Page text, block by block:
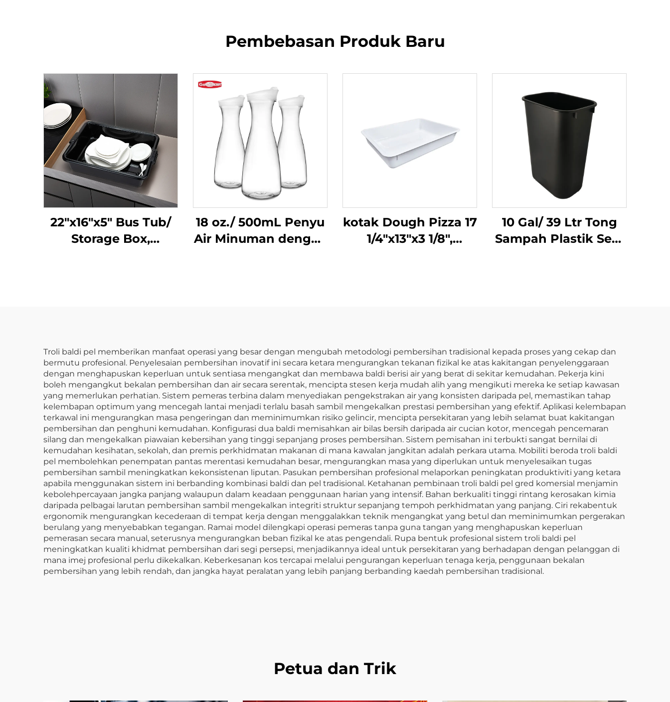
Pembebasan Produk Baru
22"x16"x5" Bus Tub/
Storage Box,
18 oz./ 500mL Penyu
Air Minuman dengan
kotak Dough Pizza 17
1/4"x13"x3 1/8",
10 Gal/ 39 Ltr Tong
Sampah Plastik Segi
Troli baldi pel memberikan manfaat operasi yang besar dengan mengubah metodologi pembersihan tradisional kepada proses yang cekap dan
bermutu profesional. Penyelesaian pembersihan inovatif ini secara ketara mengurangkan tekanan fizikal ke atas kakitangan penyelenggaraan
dengan menghapuskan keperluan untuk sentiasa mengangkat dan membawa baldi berisi air yang berat di sekitar kemudahan. Pekerja kini
boleh mengangkut bekalan pembersihan dan air secara serentak, mencipta stesen kerja mudah alih yang mengikuti mereka ke setiap kawasan
yang memerlukan perhatian. Sistem pemeras terbina dalam menyediakan pengekstrakan air yang konsisten daripada pel, memastikan tahap
kelembapan optimum yang mencegah lantai menjadi terlalu basah sambil mengekalkan prestasi pembersihan yang efektif. Aplikasi kelembapan
terkawal ini mengurangkan masa pengeringan dan meminimumkan risiko gelincir, mencipta persekitaran yang lebih selamat buat kakitangan
pembersihan dan penghuni kemudahan. Konfigurasi dua baldi memisahkan air bilas bersih daripada air cucian kotor, mencegah pencemaran
silang dan mengekalkan piawaian kebersihan yang tinggi sepanjang proses pembersihan. Sistem pemisahan ini terbukti sangat bernilai di
kemudahan kesihatan, sekolah, dan premis perkhidmatan makanan di mana kawalan jangkitan adalah perkara utama. Mobiliti beroda troli baldi
pel membolehkan penempatan pantas merentasi kemudahan besar, mengurangkan masa yang diperlukan untuk menyelesaikan tugas
pembersihan sambil meningkatkan kekonsistenan liputan. Pasukan pembersihan profesional melaporkan peningkatan produktiviti yang ketara
apabila menggunakan sistem ini berbanding kombinasi baldi dan pel tradisional. Ketahanan pembinaan troli baldi pel gred komersial menjamin
kebolehpercayaan jangka panjang walaupun dalam keadaan penggunaan harian yang intensif. Bahan berkualiti tinggi rintang kerosakan kimia
daripada pelbagai larutan pembersihan sambil mengekalkan integriti struktur sepanjang tempoh perkhidmatan yang panjang. Ciri rekabentuk
ergonomik mengurangkan kecederaan di tempat kerja dengan menggalakkan teknik mengangkat yang betul dan meminimumkan pergerakan
berulang yang menyebabkan tegangan. Ramai model dilengkapi operasi pemeras tanpa guna tangan yang menghapuskan keperluan
pemerasan secara manual, seterusnya mengurangkan beban fizikal ke atas pengendali. Rupa bentuk profesional sistem troli baldi pel
meningkatkan kualiti khidmat pembersihan dari segi persepsi, menjadikannya ideal untuk persekitaran yang berhadapan dengan pelanggan di
mana imej profesional perlu dikekalkan. Keberkesanan kos tercapai melalui pengurangan keperluan tenaga kerja, penggunaan bekalan
pembersihan yang lebih rendah, dan jangka hayat peralatan yang lebih panjang berbanding kaedah pembersihan tradisional.
Petua dan Trik